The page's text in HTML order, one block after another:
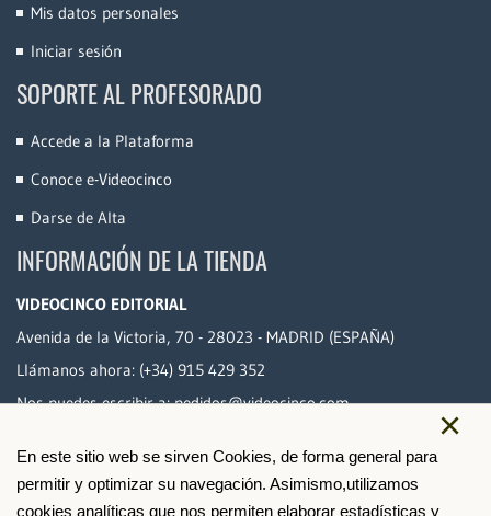
×
En este sitio web se sirven Cookies, de forma general para
permitir y optimizar su navegación. Asimismo,utilizamos
cookies analíticas que nos permiten elaborar estadísticas y
Mis datos personales
Iniciar sesión
SOPORTE AL PROFESORADO
Accede a la Plataforma
Conoce e-Videocinco
Darse de Alta
INFORMACIÓN DE LA TIENDA
VIDEOCINCO EDITORIAL
Avenida de la Victoria, 70 - 28023 - MADRID (ESPAÑA)
Llámanos ahora: (+34) 915 429 352
Nos puedes escribir a:pedidos@videocinco.com
PAGO SEGURO